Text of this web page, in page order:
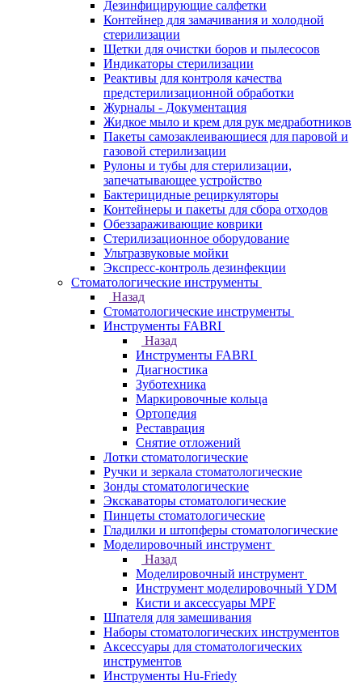
Дезинфицирующие салфетки
Контейнер для замачивания и холодной
стерилизации
Щетки для очистки боров и пылесосов
Индикаторы стерилизации
Реактивы для контроля качества
предстерилизационной обработки
Журналы - Документация
Жидкое мыло и крем для рук медработников
Пакеты самозаклеивающиеся для паровой и
газовой стерилизации
Рулоны и тубы для стерилизации,
запечатывающее устройство
Бактерицидные рециркуляторы
Контейнеры и пакеты для сбора отходов
Обеззараживающие коврики
Стерилизационное оборудование
Ультразвуковые мойки
Экспресс-контроль дезинфекции
Стоматологические инструменты
Назад
Стоматологические инструменты
Инструменты FABRI
Назад
Инструменты FABRI
Диагностика
Зуботехника
Маркировочные кольца
Ортопедия
Реставрация
Снятие отложений
Лотки стоматологические
Ручки и зеркала стоматологические
Зонды стоматологические
Экскаваторы стоматологические
Пинцеты стоматологические
Гладилки и штопферы стоматологические
Моделировочный инструмент
Назад
Моделировочный инструмент
Инструмент моделировочный YDM
Кисти и аксессуары MPF
Шпателя для замешивания
Наборы стоматологических инструментов
Аксессуары для стоматологических
инструментов
Инструменты Hu-Friedy